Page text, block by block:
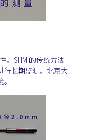
。SHM 的传统方法
行长期监测。北京大